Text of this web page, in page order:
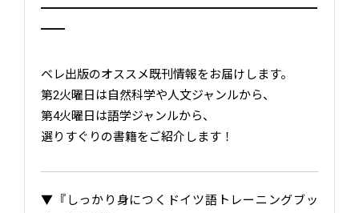
━━━━━━━━━━━━━━━━━━━━━━━
━━
ベレ出版のオススメ既刊情報をお届けします。
第2火曜日は自然科学や人文ジャンルから、
第4火曜日は語学ジャンルから、
選りすぐりの書籍をご紹介します！
▼『しっかり身につくドイツ語トレーニングブッ